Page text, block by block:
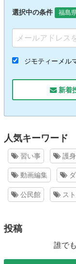
選択中の条件 福島
ジモティーメル
新着
人気キーワード
習い事 護
動画編集
公民館 ス
投稿
誰で